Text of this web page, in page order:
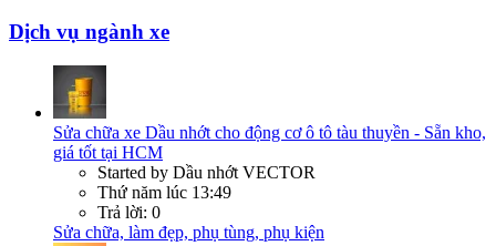
Dịch vụ ngành xe
Sửa chữa xe Dầu nhớt cho động cơ ô tô tàu thuyền - Sẵn kho,
giá tốt tại HCM
Started by Dầu nhớt VECTOR
Thứ năm lúc 13:49
Trả lời: 0
Sửa chữa, làm đẹp, phụ tùng, phụ kiện